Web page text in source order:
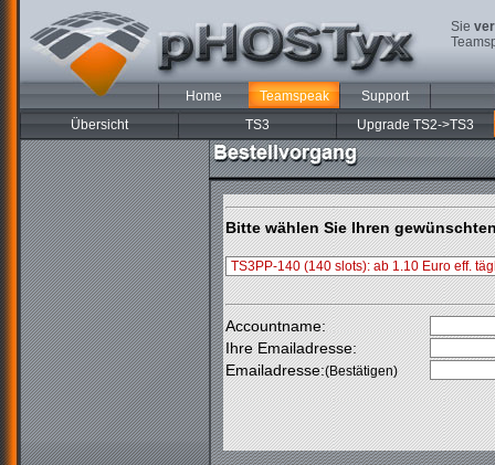
Sie
Home Teamspeak
Support
Übersicht
TS3 Upgrade TS2->TS3
Bitte wählen Sie Ihren
Accountname:
Ihre Emailadresse:
Emailadresse:(Bestätigen)